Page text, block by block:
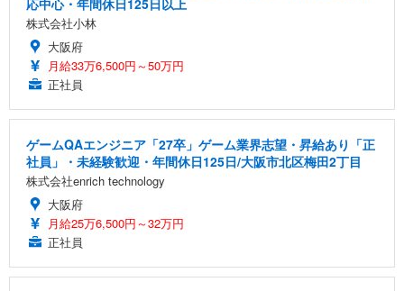
株式会社小林
大阪府
月給33万6,500円～50万円
正社員
ゲームQAエンジニア「27卒」ゲーム業界志望・昇給あり「正
社員」・未経験歓迎・年間休日125日/大阪市北区梅田2丁目
株式会社enrich technology
大阪府
月給25万6,500円～32万円
正社員